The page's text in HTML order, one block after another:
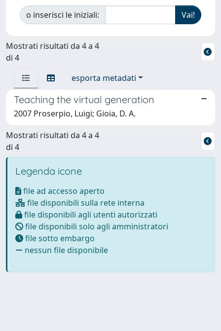
o inserisci le iniziali:
Mostrati risultati da 4 a 4
di 4
esporta metadati
Teaching the virtual generation
2007 Proserpio, Luigi; Gioia, D. A.
Mostrati risultati da 4 a 4
di 4
Legenda icone
file ad accesso aperto
file disponibili sulla rete interna
file disponibili agli utenti autorizzati
file disponibili solo agli amministratori
file sotto embargo
nessun file disponibile